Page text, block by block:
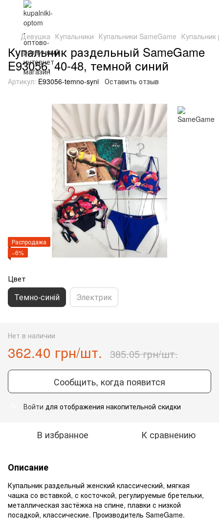
Девушка Купальники Купальники SameGame
Купальник раздельный SameGame
E93056, 40-48, темной синий
Артикул: E93056-temno-syni Оставить отзыв
Распродажа
−6%
Цвет
Темно-синій Электрик
Нет в наличии
362.40 грн/шт. 385.05 грн/шт.
Сообщить, когда появится
Войти для отображения накопительной скидки
В избранное К сравнению
Описание
Купальник раздельный женский классический, мягкая
чашка со вставкой, с косточкой, регулируемые бретельки,
металлическая застёжка на спине, плавки с низкой
посадкой, классические. Производитель SameGame.